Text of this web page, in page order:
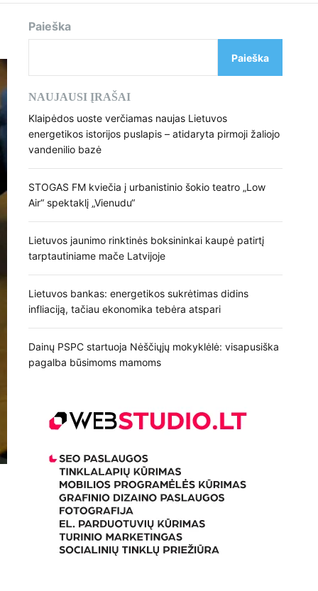
d
Paieška
Paieška
NAUJAUSI ĮRAŠAI
Klaipėdos uoste verčiamas naujas Lietuvos
energetikos istorijos puslapis – atidaryta pirmoji žaliojo
vandenilio bazė
STOGAS FM kviečia į urbanistinio šokio teatro „Low
Air“ spektaklį „Vienudu“
Lietuvos jaunimo rinktinės boksininkai kaupė patirtį
tarptautiniame mače Latvijoje
Lietuvos bankas: energetikos sukrėtimas didins
infliaciją, tačiau ekonomika tebėra atspari
Dainų PSPC startuoja Nėščiųjų mokyklėlė: visapusiška
pagalba būsimoms mamoms